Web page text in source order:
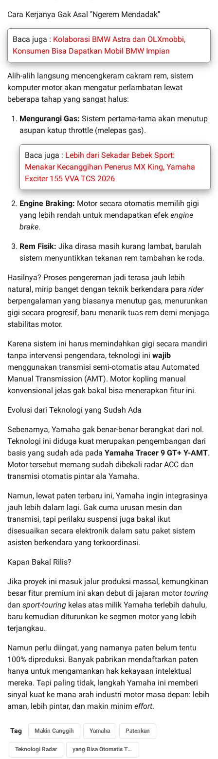
Cara Kerjanya Gak Asal "Ngerem Mendadak"
Baca juga : Kolaborasi BMW Astra dan OLXmobbi,
Konsumen Bisa Dapatkan Mobil BMW Impian
Alih-alih langsung mencengkeram cakram rem, sistem
komputer motor akan mengatur perlambatan lewat
beberapa tahap yang sangat halus:
Mengurangi Gas: Sistem pertama-tama akan menutup
asupan katup throttle (melepas gas).
Baca juga : Lebih dari Sekadar Bebek Sport:
Menakar Kecanggihan Penerus MX King, Yamaha
Exciter 155 VVA TCS 2026
Engine Braking: Motor secara otomatis memilih gigi
yang lebih rendah untuk mendapatkan efek engine
brake.
Rem Fisik: Jika dirasa masih kurang lambat, barulah
sistem menyuntikkan tekanan rem tambahan ke roda.
Hasilnya? Proses pengereman jadi terasa jauh lebih
natural, mirip banget dengan teknik berkendara para rider
berpengalaman yang biasanya menutup gas, menurunkan
gigi secara progresif, baru menarik tuas rem demi menjaga
stabilitas motor.
Karena sistem ini harus memindahkan gigi secara mandiri
tanpa intervensi pengendara, teknologi ini wajib
menggunakan transmisi semi-otomatis atau Automated
Manual Transmission (AMT). Motor kopling manual
konvensional jelas gak bakal bisa menerapkan fitur ini.
Evolusi dari Teknologi yang Sudah Ada
Sebenarnya, Yamaha gak benar-benar berangkat dari nol.
Teknologi ini diduga kuat merupakan pengembangan dari
basis yang sudah ada pada Yamaha Tracer 9 GT+ Y-AMT.
Motor tersebut memang sudah dibekali radar ACC dan
transmisi otomatis pintar ala Yamaha.
Namun, lewat paten terbaru ini, Yamaha ingin integrasinya
jauh lebih dalam lagi. Gak cuma urusan mesin dan
transmisi, tapi perilaku suspensi juga bakal ikut
disesuaikan secara elektronik dalam satu paket sistem
asisten berkendara yang terkoordinasi.
Kapan Bakal Rilis?
Jika proyek ini masuk jalur produksi massal, kemungkinan
besar fitur premium ini akan debut di jajaran motortouring
dan sport-touring kelas atas milik Yamaha terlebih dahulu,
baru kemudian diturunkan ke segmen motor yang lebih
terjangkau.
Namun perlu diingat, yang namanya paten belum tentu
100% diproduksi. Banyak pabrikan mendaftarkan paten
hanya untuk mengamankan hak kekayaan intelektual
mereka. Tapi paling tidak, langkah Yamaha ini memberi
sinyal kuat ke mana arah industri motor masa depan: lebih
aman, lebih pintar, dan makin minim effort.
Tag Makin Canggih Yamaha Patenkan
Teknologi Radar yang Bisa Otomatis Turunkan Gigi